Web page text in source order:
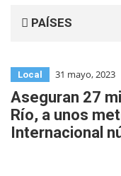
PAÍSES
Local 31 mayo, 2023
Aseguran 27
Río, a unos
Internacional